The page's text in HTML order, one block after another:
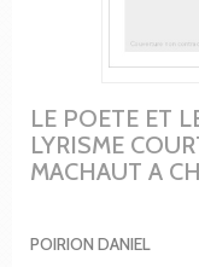
LE POETE ET
LYRISME
MACHAUT A
POIRION DANIEL